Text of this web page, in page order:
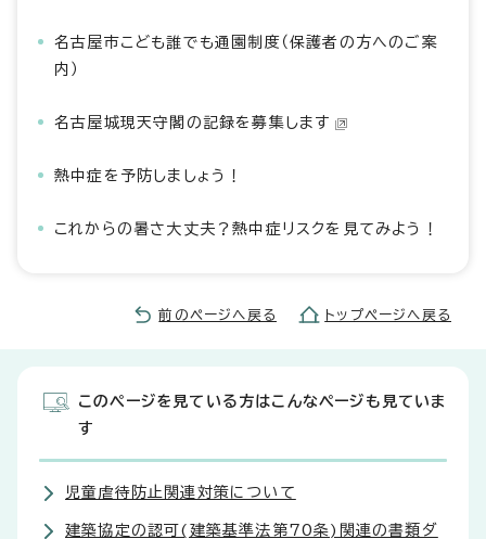
名古屋市こども誰でも通園制度（保護者の方へのご案
内）
名古屋城現天守閣の記録を募集します
熱中症を予防しましょう！
これからの暑さ大丈夫？熱中症リスクを見てみよう！
前のページへ戻る トップページへ戻る
このページを見ている方はこんなページも見ていま
す
児童虐待防止関連対策について
建築協定の認可(建築基準法第70条)関連の書類ダ